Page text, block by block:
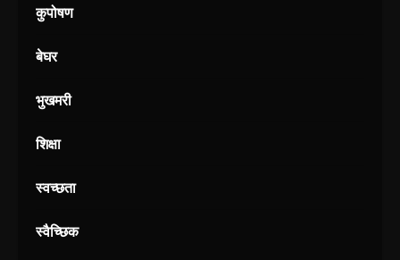
कुपोषण
बेघर
भुखमरी
शिक्षा
स्वच्छता
स्वैच्छिक